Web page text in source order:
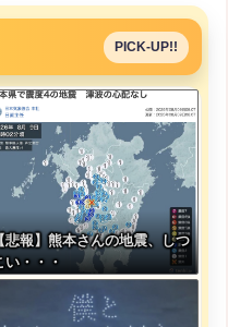
PICK-UP!!
【悲報】熊本さんの地震、しつ
い・・・